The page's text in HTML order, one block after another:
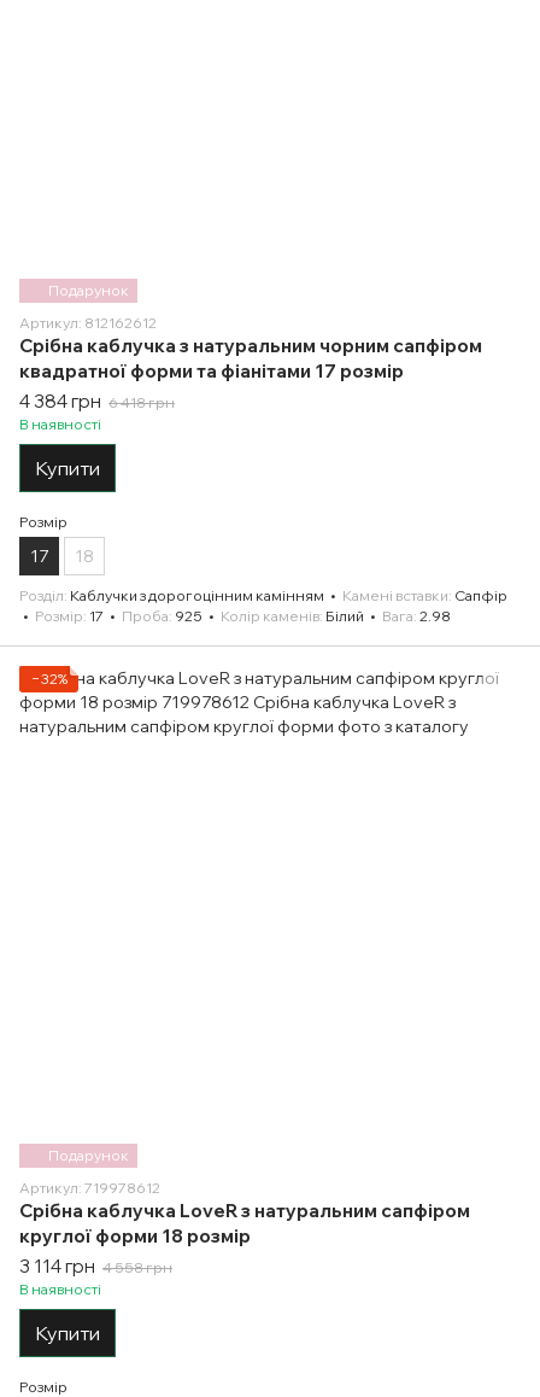
Подарунок
Артикул: 812162612
Срібна каблучка з натуральним чорним сапфіром
квадратної форми та фіанітами 17 розмір
4 384 грн 6 418 грн
В наявності
Купити
Розмір
17 18
Розділ Каблучки з дорогоцінним камінням Камені вставки Сапфір
Розмір 17 Проба 925 Колір каменів Білий Вага 2.98
Подарунок
−32%
Артикул: 719978612
Срібна каблучка LoveR з натуральним сапфіром
круглої форми 18 розмір
3 114 грн 4 558 грн
В наявності
Купити
Розмір